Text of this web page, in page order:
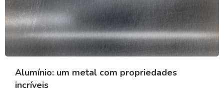
Alumínio: um metal com propriedades
incríveis